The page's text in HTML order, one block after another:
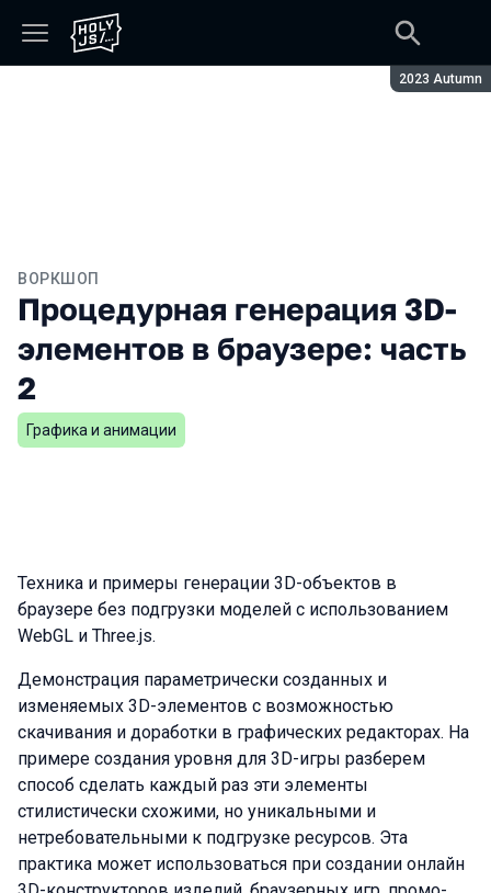
Сезон:
2023 Autumn
ВОРКШОП
Процедурная генерация 3D-
элементов в браузере: часть
2
Графика и анимации
Техника и примеры генерации 3D-объектов в
браузере без подгрузки моделей c использованием
WebGL и Three.js.
Демонстрация параметрически созданных и
изменяемых 3D-элементов с возможностью
скачивания и доработки в графических редакторах. На
примере создания уровня для 3D-игры разберем
способ сделать каждый раз эти элементы
стилистически схожими, но уникальными и
нетребовательными к подгрузке ресурсов. Эта
практика может использоваться при создании онлайн